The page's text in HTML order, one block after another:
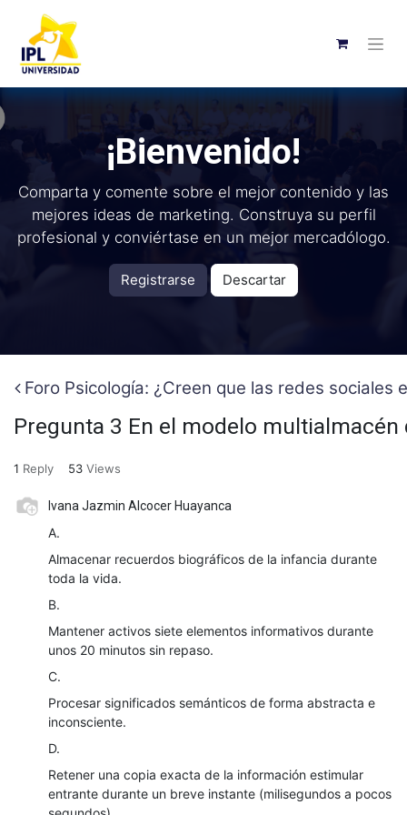
¡Bienvenido!
Comparta y comente sobre el mejor contenido y las
mejores ideas de marketing. Construya su perfil
profesional y conviértase en un mejor mercadólogo.
Registrarse Descartar
Foro Psicología: ¿Creen que las redes
Pregunta 3 En el modelo
1 Reply 53 Views
Ivana Jazmin Alcocer Huayanca
A.
Almacenar recuerdos biográficos de la infancia durante
toda la vida.
B.
Mantener activos siete elementos informativos durante
unos 20 minutos sin repaso.
C.
Procesar significados semánticos de forma abstracta e
inconsciente.
D.
Retener una copia exacta de la información estimular
entrante durante un breve instante (milisegundos a pocos